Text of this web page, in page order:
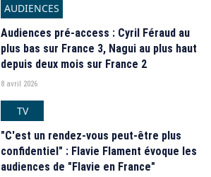
AUDIENCES
Audiences pré-access : Cyril Féraud au
plus bas sur France 3, Nagui au plus haut
depuis deux mois sur France 2
8 avril 2026
TV
"C'est un rendez-vous peut-être plus
confidentiel" : Flavie Flament évoque les
audiences de "Flavie en France"